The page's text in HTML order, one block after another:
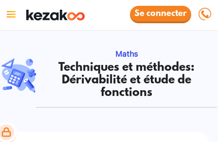
Se connecter
Maths
Techniques et méthodes:
Dérivabilité et étude de
fonctions